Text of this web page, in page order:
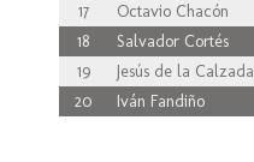
17
Octavio Chacón
18
Salvador Cortés
19
Jesús de la Calzada
20
Iván Fandiño